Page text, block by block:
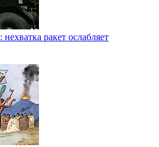
ракет ослабляет